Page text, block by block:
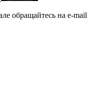
обращайтесь на e-mail